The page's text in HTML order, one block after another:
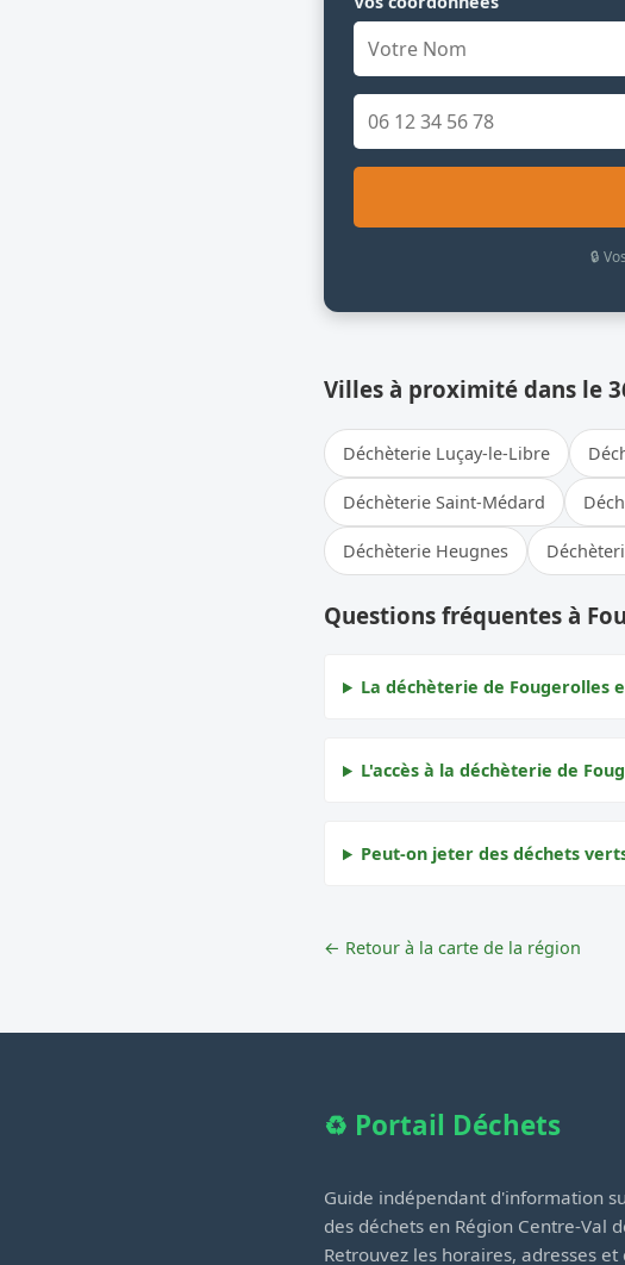
🔒
Villes à proximité dans le
Déchèterie Luçay-le-Libre
Déchèterie Saint-Médard
Déchèterie Heugnes
Questions fréquentes à
La déchèterie de Fougerolles
L'accès à la déchèterie de
Peut-on jeter des déchets
← Retour à la carte de la région
♻️ Portail Déchets
Guide indépendant d'information
des déchets en Région Centre-Val
Retrouvez les horaires, adresses et